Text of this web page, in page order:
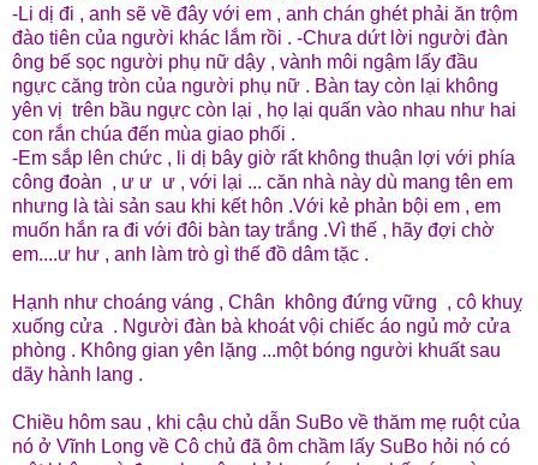
-Li dị đi , anh sẽ về đây với em , anh chán ghét phải ăn trộm
đào tiên của người khác lắm rồi . -Chưa dứt lời người đàn
ông bế sọc người phụ nữ dậy , vành môi ngậm lấy đầu
ngực căng tròn của người phụ nữ . Bàn tay còn lại không
yên vị trên bầu ngực còn lại , họ lại quấn vào nhau như hai
con rắn chúa đến mùa giao phối .
-Em sắp lên chức , li dị bây giờ rất không thuận lợi với phía
công đoàn , ư ư ư , với lại ... căn nhà này dù mang tên em
nhưng là tài sản sau khi kết hôn .Với kẻ phản bội em , em
muốn hắn ra đi với đôi bàn tay trắng .Vì thế , hãy đợi chờ
em....ư hư , anh làm trò gì thế đồ dâm tặc .
Hạnh như choáng váng , Chân không đứng vững , cô khuỵ
xuống cửa . Người đàn bà khoát vội chiếc áo ngủ mở cửa
phòng . Không gian yên lặng ...một bóng người khuất sau
dãy hành lang .
Chiều hôm sau , khi cậu chủ dẫn SuBo về thăm mẹ ruột của
nó ở Vĩnh Long về Cô chủ đã ôm chầm lấy SuBo hỏi nó có